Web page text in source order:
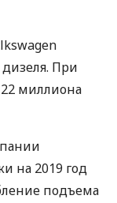
При
миллиона
на 2019 год
подъема